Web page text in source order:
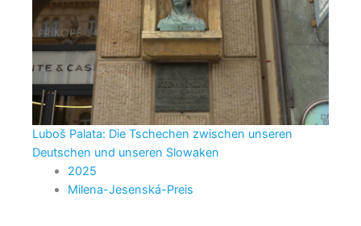
Luboš Palata: Die Tschechen zwischen unseren
Deutschen und unseren Slowaken
2025
Milena-Jesenská-Preis